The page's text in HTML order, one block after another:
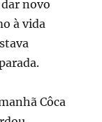
novo
à vida
Côca